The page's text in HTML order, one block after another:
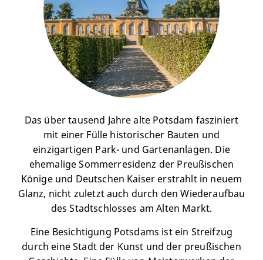
Das über tausend Jahre alte Potsdam fasziniert
mit einer Fülle historischer Bauten und
einzigartigen Park- und Gartenanlagen. Die
ehemalige Sommerresidenz der Preußischen
Könige und Deutschen Kaiser erstrahlt in neuem
Glanz, nicht zuletzt auch durch den Wiederaufbau
des Stadtschlosses am Alten Markt.
Eine Besichtigung Potsdams ist ein Streifzug
durch eine Stadt der Kunst und der preußischen